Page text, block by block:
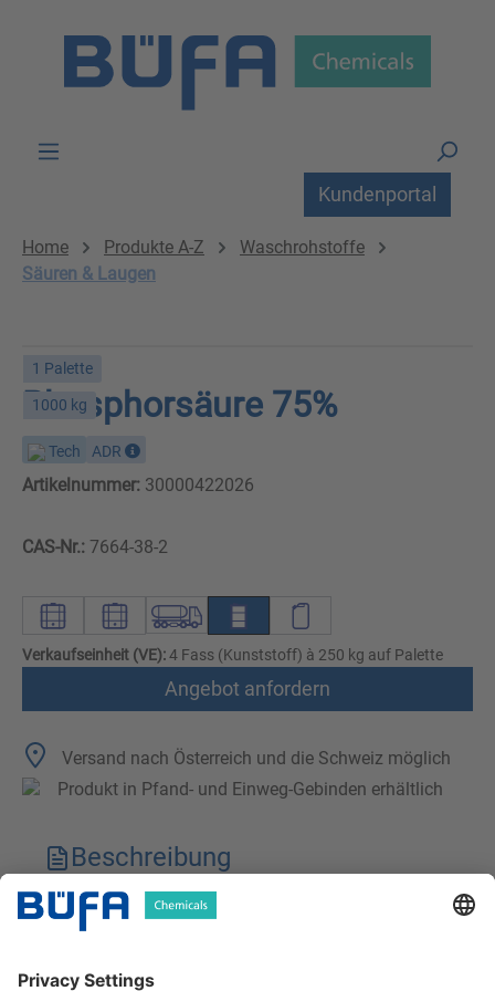
Kundenportal
Home Produkte A-Z
Waschrohstoffe
Säuren & Laugen
1 Palette
1000 kg
Phosphorsäure 75%
Tech ADR
Artikelnummer: 30000422026
CAS-Nr.: 7664-38-2
Verkaufseinheit (VE):4 Fass (Kunststoff) à 250 kg auf Palette
Angebot anfordern
Versand nach Österreich und die Schweiz möglich
Produkt in Pfand- und Einweg-Gebinden erhältlich
Beschreibung
Technische Merkmale